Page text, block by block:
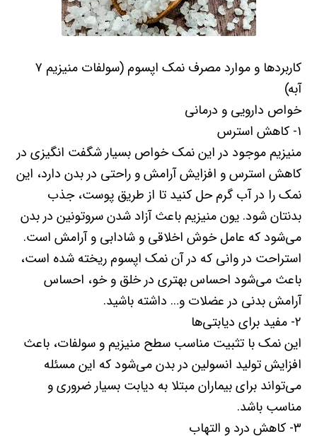
کاربردها و موارد مصرف نمک اپسوم (سولفات منیزیم ۷
آبه)
خواص دارویی و درمانی
۱- کاهش استرس
منیزیم موجود در این نمک خواص بسیار شگفت انگیزی در
کاهش استرس و افزایش آرامش و راحتی در بدن دارد، این
نمک را در آب گرم حل کنید تا از طریق پوست، جذب
بدنتان شود. یون منیزیم باعث آزاد شدن سروتونین در بدن
می‌شود که عامل خوش اخلاقی و شادابی و آرامش است.
استراحت در وانی که در آن نمک اپسوم ریخته شده است،
باعث می‌شود احساس بهتری در خلق و خو، احساس
آرامش بدنی در عضلات و… داشته باشید.
۲- مفید برای دیابتی‌ها
این نمک با تثبیت مناسب سطح منیزیم و سولفات، باعث
افزایش تولید انسولین در بدن می‌شود که این مسئله
می‌تواند برای بیماران مبتلا به دیابت بسیار ضروری و
مناسب باشد.
۳- کاهش درد و التهاب